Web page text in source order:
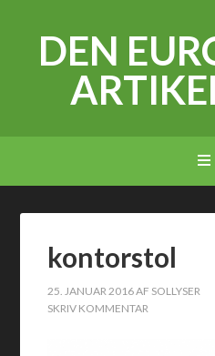
DEN
kontorstol
25. JANUAR 2016AF SOLLYSER
SKRIV KOMMENTAR